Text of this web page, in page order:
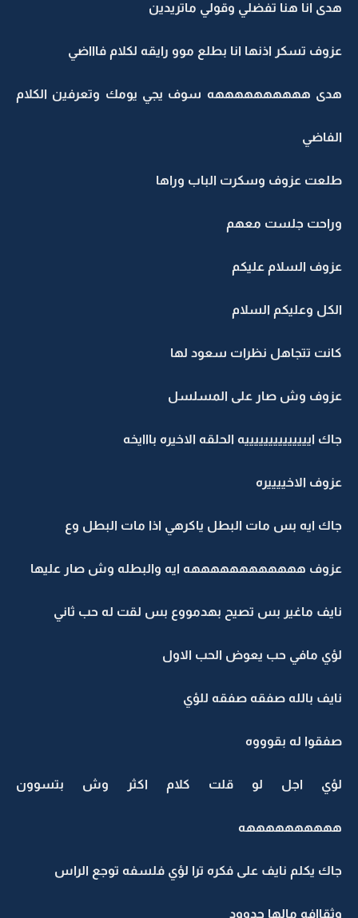
هدى انا هنا تفضلي وقولي ماتريدين
عزوف تسكر اذنها انا بطلع موو رايقه لكلام فاااضي
هدى ههههههههههه سوف يجي يومك وتعرفين الكلام
الفاضي
طلعت عزوف وسكرت الباب وراها
وراحت جلست معهم
عزوف السلام عليكم
الكل وعليكم السلام
كانت تتجاهل نظرات سعود لها
عزوف وش صار على المسلسل
جاك اييييييييييييييه الحلقه الاخيره بااايخه
عزوف الاخييييره
جاك ايه بس مات البطل ياكرهي اذا مات البطل وع
عزوف ههههههههههههه ايه والبطله وش صار عليها
نايف ماغير بس تصيح بهدمووع بس لقت له حب ثاني
لؤي مافي حب يعوض الحب الاول
نايف بالله صفقه صفقه للؤي
صفقوا له بقوووه
لؤي اجل لو قلت كلام اكثر وش بتسوون
ههههههههههه
جاك يكلم نايف على فكره ترا لؤي فلسفه توجع الراس
وثقاافه مالها حدوود